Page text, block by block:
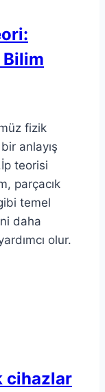
Bilim
fizik
anlayış
teorisi
parçacık
temel
daha
olur.
cihazlar